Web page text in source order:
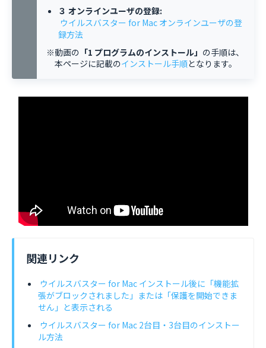
３ オンラインユーザの登録:
ウイルスバスター for Mac オンラインユーザの登
録方法
※動画の 「1 プログラムのインストール」 の手順は、
本ページに記載のインストール手順となります。
関連リンク
ウイルスバスター for Mac インストール後に「機能拡
張がブロックされました」または「保護を開始できま
せん」と表示される
ウイルスバスター for Mac 2台目・3台目のインストー
ル方法